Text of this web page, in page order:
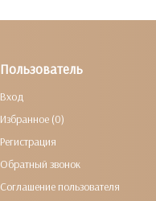
Пользователь
Вход
Избранное (0)
Регистрация
Обратный звонок
Соглашение пользователя